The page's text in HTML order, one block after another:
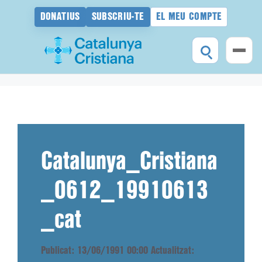
DONATIUS SUBSCRIU-TE EL MEU COMPTE
Catalunya_Cristiana
_0612_19910613
_cat
Publicat: 13/06/1991 00:00 Actualitzat: